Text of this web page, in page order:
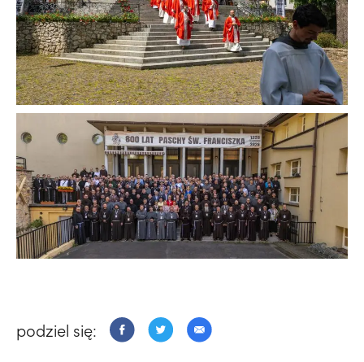
podziel się: